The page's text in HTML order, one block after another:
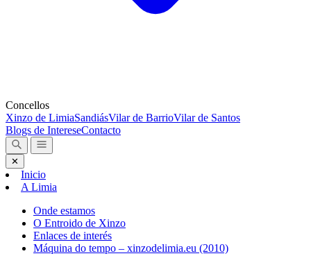
Concellos
Xinzo de LimiaSandiásVilar de BarrioVilar de Santos
Blogs de IntereseContacto
✕
Inicio
A Limia
Onde estamos
O Entroido de Xinzo
Enlaces de interés
Máquina do tempo – xinzodelimia.eu (2010)